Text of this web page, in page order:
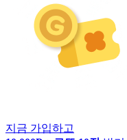
지금 가입하고